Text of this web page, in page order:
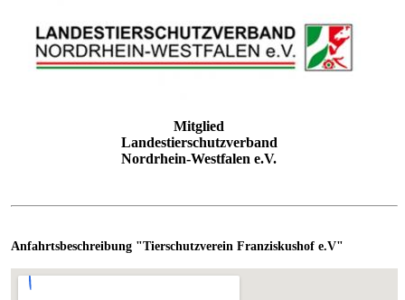
Mitglied
Landestierschutzverband
Nordrhein-Westfalen e.V.
Anfahrtsbeschreibung "Tierschutzverein Franziskushof e.V"